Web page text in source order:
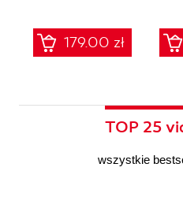
179.00 zł
TOP 25
wszystkie